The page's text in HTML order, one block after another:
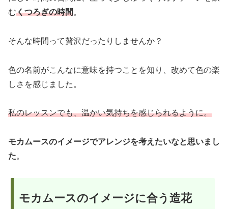
むくつろぎの時間。
そんな時間って贅沢だったりしませんか？
色の名前がこんなに意味を持つことを知り、改めて色の楽
しさを感じました。
私のレッスンでも、温かい気持ちを感じられるように。
モカムースのイメージでアレンジを考えたいなと思いまし
た。
モカムースのイメージに合う造花